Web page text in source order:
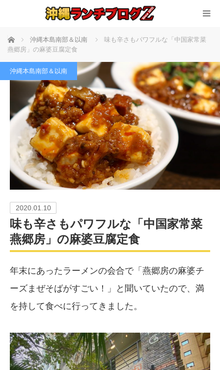
ホーム 沖縄本島南部＆以南
味も辛さもパワフルな「中国家常菜
燕郷房」の麻婆豆腐定食
沖縄本島南部＆以南
2020.01.10
味も辛さもパワフルな「中国家常菜
燕郷房」の麻婆豆腐定食
年末にあったラーメンの会合で「燕郷房の麻婆チ
ーズまぜそばがすごい！」と聞いていたので、満
を持して食べに行ってきました。